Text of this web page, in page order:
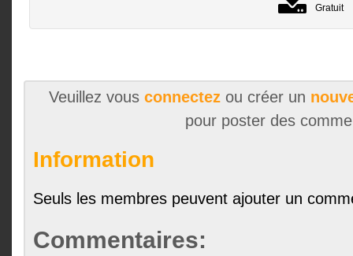
Gratuit
Veuillez vous connectezou créer un
pour poster des
Information
Seuls les membres peuvent ajouter un
Commentaires: